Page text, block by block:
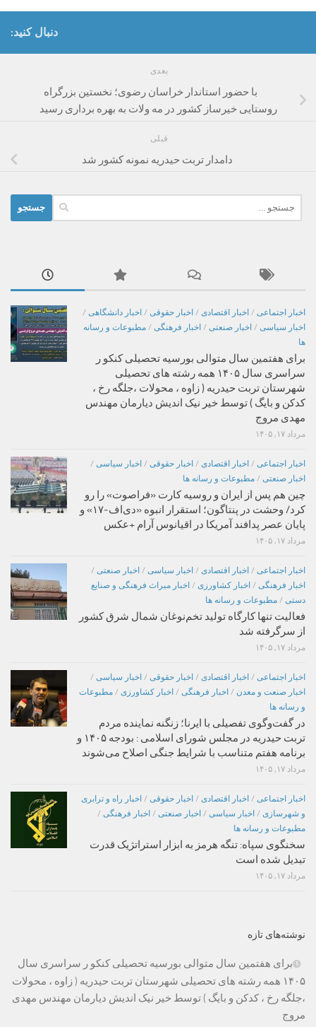
دنبال کنید:
بعدی
با حضور استاندار خراسان رضوی؛ نخستین بزرگراه
روستایی خیرساز کشور در مه ولات به بهره برداری رسید
قبلی
دامدار تربت حیدریه نمونه کشور شد
برای:
اخبار اجتماعی / اخبار اقتصادی / اخبار حقوقی / اخبار دانشگاهی /
اخبار سیاسی / اخبار صنعتی / اخبار فرهنگی / مطبوعات و رسانه
ها
برای هفتمین سال متوالی بورسیه تحصیلی کنکو ر
سراسری سال ۱۴۰۵ همه رشته های تحصیلی
شهرستان تربت حیدریه ( زاوه ، محولات ،جلگه رخ ،
کدکن و بایگ ) توسط خیر نیک اندیش دیارمان مهندس
مهدی مروج
مرداد ۱۷, ۱۴۰۵
اخبار اجتماعی / اخبار اقتصادی / اخبار حقوقی / اخبار سیاسی /
اخبار صنعتی / مطبوعات و رسانه ها
چین هم پس از ایران و روسیه کارت «فراصوت» را رو
کرد/ وحشت در پنتاگون؛ استقرار انبوه «دی‌اف‑۱۷» و
پایان عصر پدافند آمریکا در اقیانوس آرام +عکس
مرداد ۱۷, ۱۴۰۵
اخبار اجتماعی / اخبار اقتصادی / اخبار سیاسی / اخبار صنعتی /
اخبار فرهنگی / اخبار کشاورزی / اخبار میراث فرهنگی و صنایع
دستی / مطبوعات و رسانه ها
فعالیت تنها کارگاه تولید تخم‌نوغان شمال شرق کشور
از سرگرفته شد
مرداد ۱۷, ۱۴۰۵
اخبار اجتماعی / اخبار اقتصادی / اخبار حقوقی / اخبار سیاسی /
اخبار صنعت و معدن / اخبار فرهنگی / اخبار کشاورزی / مطبوعات
و رسانه ها
در گفت‌وگوی تفصیلی با ایرنا؛ زنگنه نماینده مردم
تربت حیدریه در مجلس شورای اسلامی : بودجه ۱۴۰۵ و
برنامه هفتم متناسب با شرایط جنگی اصلاح می‌شوند
مرداد ۱۷, ۱۴۰۵
اخبار اجتماعی / اخبار اقتصادی / اخبار حقوقی / اخبار راه و ترابری
و شهرسازی / اخبار سیاسی / اخبار صنعتی / اخبار فرهنگی /
مطبوعات و رسانه ها
سخنگوی سپاه: تنگه هرمز به ابزار استراتژیک قدرت
تبدیل شده است
مرداد ۱۷, ۱۴۰۵
نوشته‌های تازه
برای هفتمین سال متوالی بورسیه تحصیلی کنکو ر سراسری سال
۱۴۰۵ همه رشته های تحصیلی شهرستان تربت حیدریه ( زاوه ، محولات
،جلگه رخ ، کدکن و بایگ ) توسط خیر نیک اندیش دیارمان مهندس مهدی
مروج